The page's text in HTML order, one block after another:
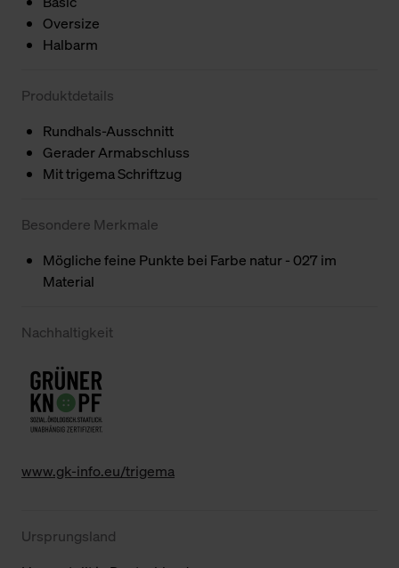
Oversize
Halbarm
Produktdetails
Rundhals-Ausschnitt
Gerader Armabschluss
Mit trigema Schriftzug
Besondere Merkmale
Mögliche feine Punkte bei Farbe natur - 027 im
Material
Nachhaltigkeit
www.gk-info.eu/trigema
Ursprungsland